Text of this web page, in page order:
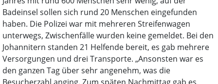
Badeinsel sollen sich rund 20 Menschen eingefunden
haben. Die Polizei war mit mehreren Streifenwagen
unterwegs, Zwischenfälle wurden keine gemeldet. Bei den
Johannitern standen 21 Helfende bereit, es gab mehrere
Versorgungen und drei Transporte. „Ansonsten war es
den ganzen Tag über sehr angenehm, was die